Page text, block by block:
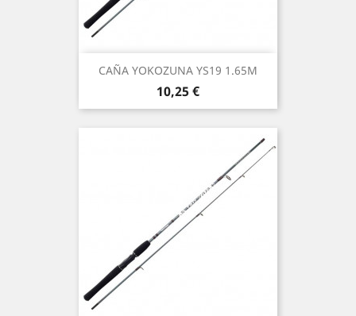
CAÑA YOKOZUNA YS19 1.65M
Precio
10,25 €